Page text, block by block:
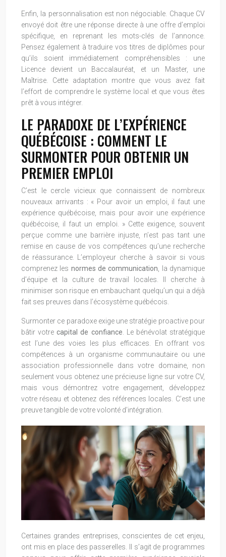
Enfin, la personnalisation est non négociable. Chaque CV
envoyé doit être une réponse directe à une offre d’emploi
spécifique, en reprenant les mots-clés de l’annonce.
Pensez également à traduire vos titres de diplômes pour
qu’ils soient immédiatement compréhensibles : une
Licence devient un Baccalauréat, et un Master, une
Maîtrise. Cette adaptation montre que vous avez fait
l’effort de comprendre le système local et que vous êtes
prêt à vous intégrer.
LE PARADOXE DE L’EXPÉRIENCE
QUÉBÉCOISE : COMMENT LE
SURMONTER POUR OBTENIR UN
PREMIER EMPLOI
C’est le cercle vicieux que connaissent de nombreux
nouveaux arrivants : « Pour avoir un emploi, il faut une
expérience québécoise, mais pour avoir une expérience
québécoise, il faut un emploi. » Cette exigence, souvent
perçue comme une barrière injuste, n’est pas tant une
remise en cause de vos compétences qu’une recherche
de réassurance. L’employeur cherche à savoir si vous
comprenez les normes de communication , la dynamique
d’équipe et la culture de travail locales. Il cherche à
minimiser son risque en embauchant quelqu’un qui a déjà
fait ses preuves dans l’écosystème québécois.
Surmonter ce paradoxe exige une stratégie proactive pour
bâtir votrecapital de confiance . Le bénévolat stratégique
est l’une des voies les plus efficaces. En offrant vos
compétences à un organisme communautaire ou une
association professionnelle dans votre domaine, non
seulement vous obtenez une précieuse ligne sur votre CV,
mais vous démontrez votre engagement, développez
votre réseau et obtenez des références locales. C’est une
preuve tangible de votre volonté d’intégration.
Certaines grandes entreprises, conscientes de cet enjeu,
ont mis en place des passerelles. Il s’agit de programmes